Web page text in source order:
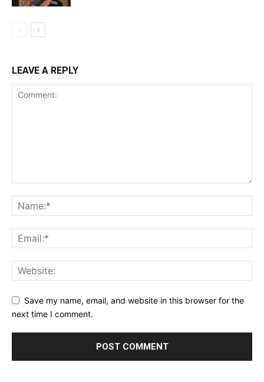
LEAVE A REPLY
Save my name, email, and website in this browser for the
next time I comment.